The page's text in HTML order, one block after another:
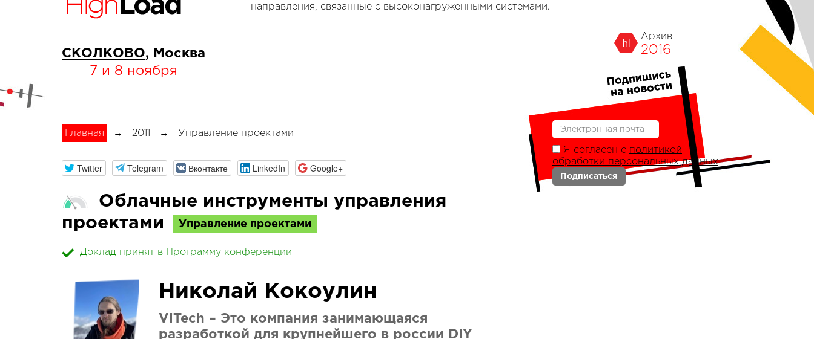
СКОЛКОВО, Москва
7 и 8 ноября
направления, связанные с высоконагруженными системами.
Архив
2016
Главная → 2011 → Управление проектами
Twitter Telegram Вконтакте LinkedIn Google+
Облачные инструменты управления
проектами
Управление проектами
Доклад принят в Программу конференции
Николай Кокоулин
ViTech – Это компания занимающаяся
разработкой для крупнейшего в россии DIY
Я согласен с политикой
обработки персональных данных